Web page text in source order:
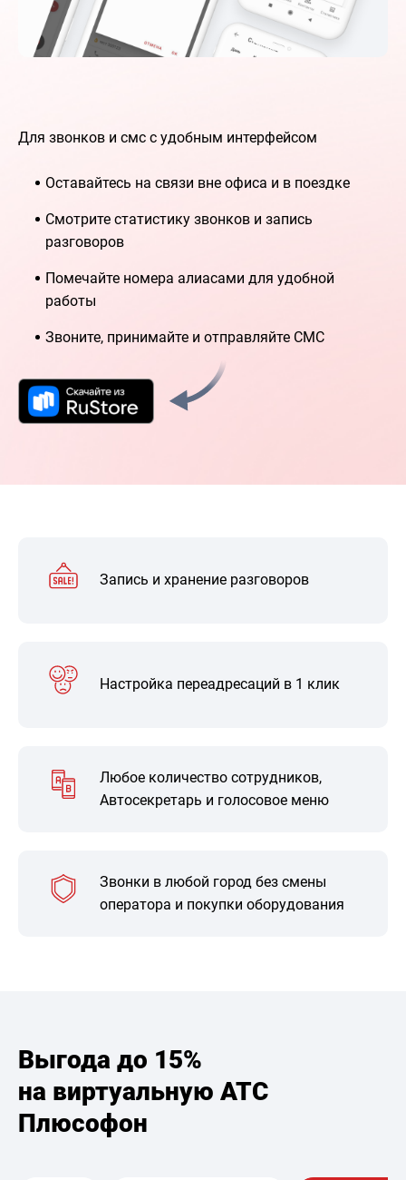
Для звонков и смс с удобным интерфейсом
Оставайтесь на связи вне офиса и в поездке
Смотрите статистику звонков и запись
разговоров
Помечайте номера алиасами для удобной
работы
Звоните, принимайте и отправляйте СМС
Запись и хранение разговоров
Настройка переадресаций в 1 клик
Любое количество сотрудников,
Автосекретарь и голосовое меню
Звонки в любой город без смены
оператора и покупки оборудования
Выгода до 15%
на виртуальную АТС
Плюсофон